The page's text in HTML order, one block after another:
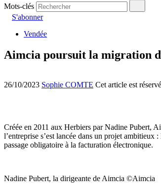
Mots-clés
S'abonner
Vendée
Aimcia poursuit la migration
26/10/2023 Sophie COMTE Cet article est
Créée en 2011 aux Herbiers par Nadine Pubert,
l’entreprise s’est lancée dans un projet
passage obligatoire à la facturation électronique.
Nadine Pubert, la dirigeante de Aimcia ©Aimcia